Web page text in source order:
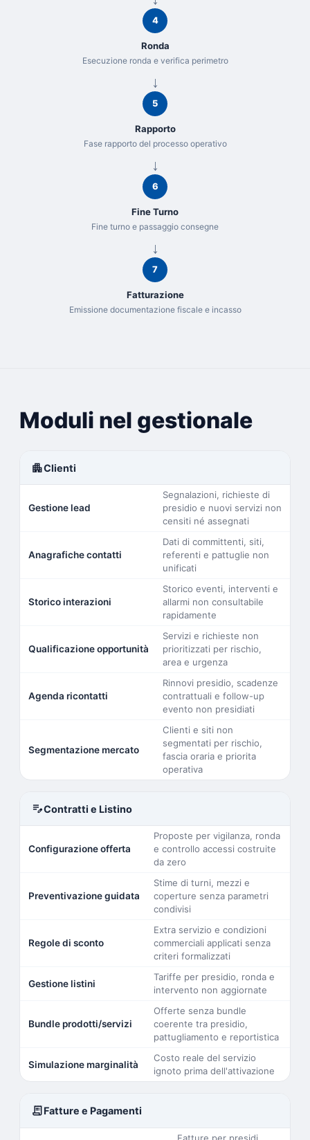
4
Ronda
Esecuzione ronda e verifica perimetro
5
Rapporto
Fase rapporto del processo operativo
6
Fine Turno
Fine turno e passaggio consegne
7
Fatturazione
Emissione documentazione fiscale e incasso
Moduli nel gestionale
apartmentClienti
Gestione lead
Segnalazioni, richieste di
presidio e nuovi servizi non
censiti né assegnati
Anagrafiche contatti
Dati di committenti, siti,
referenti e pattuglie non
unificati
Storico interazioni
Storico eventi, interventi e
allarmi non consultabile
rapidamente
Qualificazione opportunità
Servizi e richieste non
prioritizzati per rischio,
area e urgenza
Agenda ricontatti
Rinnovi presidio, scadenze
contrattuali e follow-up
evento non presidiati
Segmentazione mercato
Clienti e siti non
segmentati per rischio,
fascia oraria e priorita
operativa
edit_noteContratti e Listino
Configurazione offerta
Proposte per vigilanza, ronda
e controllo accessi costruite
da zero
Preventivazione guidata
Stime di turni, mezzi e
coperture senza parametri
condivisi
Regole di sconto
Extra servizio e condizioni
commerciali applicati senza
criteri formalizzati
Gestione listini
Tariffe per presidio, ronda e
intervento non aggiornate
Bundle prodotti/servizi
Offerte senza bundle
coerente tra presidio,
pattugliamento e reportistica
Simulazione marginalità
Costo reale del servizio
ignoto prima dell'attivazione
receipt_long Fatture e Pagamenti
Fatture per presidi,